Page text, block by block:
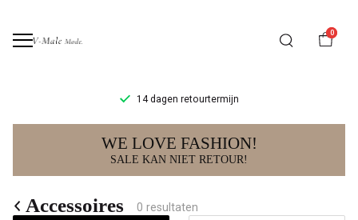
0
14 dagen retourtermijn
Mooie
dames
accessoires
WE LOVE FASHION!
SALE KAN NIET RETOUR!
Accessoires 0 resultaten